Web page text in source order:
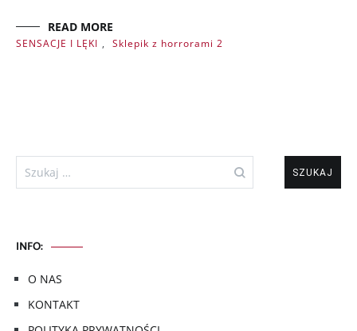
READ MORE
SENSACJE I LĘKI , Sklepik z horrorami 2
Szukaj:
INFO:
O NAS
KONTAKT